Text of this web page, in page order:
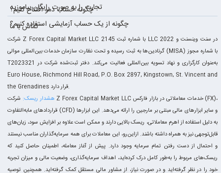
تجارت را به صورت رایگان بیاموزید
چگونه از یک حساب آزمایشی استفاده کنیم؟
چگونه حساب دمو افتتاح کنیم؟
تماس با ما
شرکت Z Forex Capital Market LLC با شماره ثبت 2145 LLC 2022 در سنت وینسنت و
گرنادین‌ها به ثبت رسیده و تحت نظارت سازمان خدمات بین‌المللی موالی (MISA) با شماره مجوز
T2023321 به‌عنوان کارگزاری و نهاد تسویه بین‌المللی فعالیت می‌کند. دفتر ثبت‌شده شرکت در
Euro House, Richmond Hill Road, P.O. Box 2897, Kingstown, St. Vincent and
the Grenadines قرار دارد.
هشدار ریسک: شرکت Z Forex Capital Market LLC خدمات معاملاتی در بازار فارکس (FX)،
قراردادهای مابه‌التفاوت (CFD) و سایر ابزارهای مالی مبتنی بر مارجین را ارائه می‌دهد. این ابزارها
به دلیل استفاده از اهرم معاملاتی، ریسک بالایی دارند و ممکن است علاوه بر افزایش سود، زیان‌های
قابل‌توجهی نیز به همراه داشته باشند. ازاین‌رو، این معاملات برای همه سرمایه‌گذاران مناسب نیستند
و احتمال از دست رفتن تمام سرمایه وجود دارد. پیش از آغاز معامله، اطمینان حاصل کنید که
ریسک‌های مربوط را به‌طور کامل درک کرده‌اید، اهداف سرمایه‌گذاری، وضعیت مالی و میزان تجربه
خود را در نظر گرفته‌اید و در صورت نیاز، از مشاور مالی مستقل کمک گرفته‌اید. همچنین توصیه